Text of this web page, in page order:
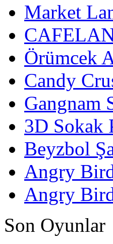
Market
Örümcek
Candy
Gangnam
3D Sokak
Beyzbol
Angry
Angry
Son Oyunlar